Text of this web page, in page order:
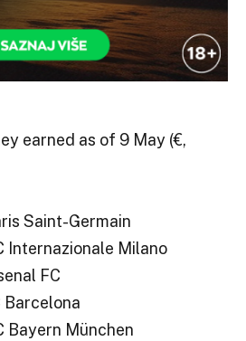
earned as of 9 May (€,
Saint-Germain
Internazionale Milano
FC
Barcelona
Bayern München